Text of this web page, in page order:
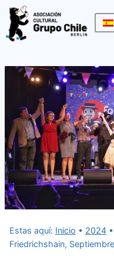
Saltar
contenido
Estas aquí: Inicio • 2024 •
Friedrichshain,